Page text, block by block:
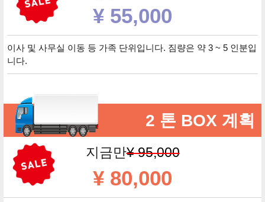
¥ 55,000
이사 및 사무실 이동 등 가족 단위입니다. 짐량은 약 3 ~ 5 인분입
니다.
2 톤 BOX 계획
지금만¥ 95,000
¥ 80,000